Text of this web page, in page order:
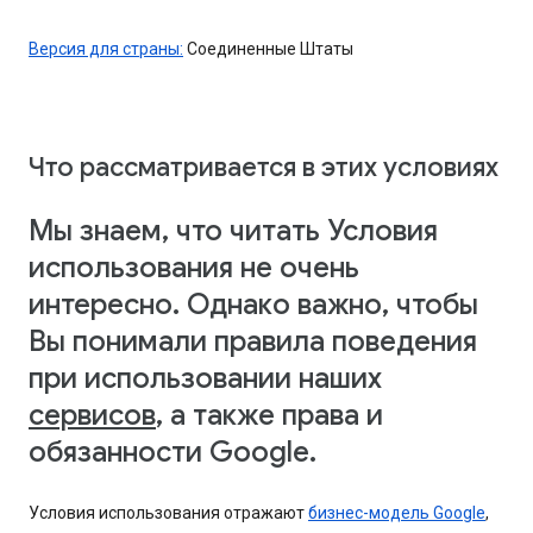
Версия для страны: Соединенные Штаты
Что рассматривается в этих условиях
Мы знаем, что читать Условия
использования не очень
интересно. Однако важно, чтобы
Вы понимали правила поведения
при использовании наших
сервисов, а также права и
обязанности Google.
Условия использования отражаютбизнес-модель Google,